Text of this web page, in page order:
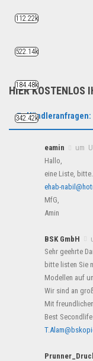
Sie suchen Outdoor- &
HIER KOSTENLOS
Händleranfragen:
eamin
um
Hallo,
eine Liste, bitte.
ehab-
MfG,
Amin
BSK GmbH
Sehr geehrte
bitte listen Sie
Modellen auf
Wir sind an
Mit
Best
112.22k
522.14k
184.48k
342.42k